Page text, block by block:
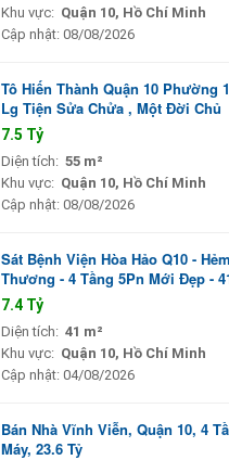
Khu vực: Quận 10, Hồ Chí Minh
Cập nhật: 08/08/2026
Tô Hiến Thành Quận 10 Phường
Lg Tiện Sửa Chửa , Một Đời Chủ
7.5 Tỷ
Diện tích: 55 m²
Khu vực: Quận 10, Hồ Chí Minh
Cập nhật: 08/08/2026
Sát Bệnh Viện Hòa Hảo Q10 -
Thương - 4 Tầng 5Pn Mới Đẹp -
7.4 Tỷ
Diện tích: 41 m²
Khu vực: Quận 10, Hồ Chí Minh
Cập nhật: 04/08/2026
Bán Nhà Vĩnh Viễn, Quận 10, 4
Máy, 23.6 Tỷ